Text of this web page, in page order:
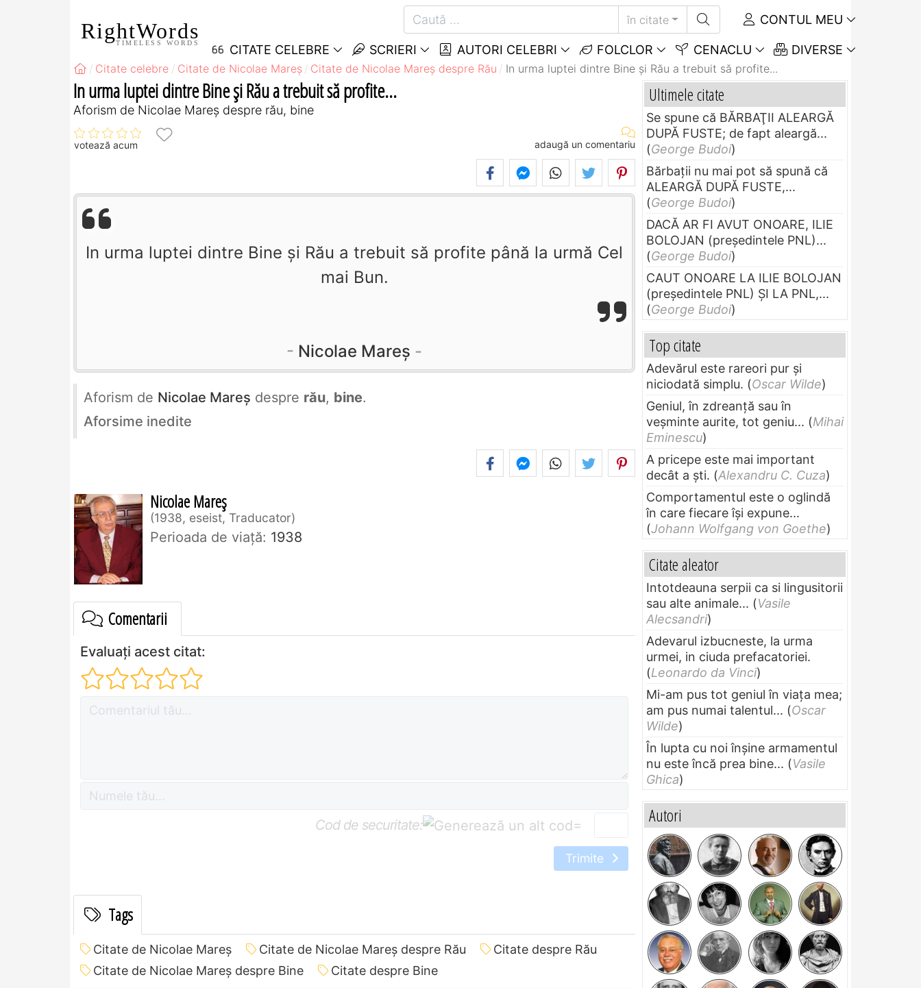
RightWords
TIMELESS WORDS
în citate CONTUL MEU
CITATE CELEBRE SCRIERI AUTORI CELEBRI FOLCLOR CENACLU DIVERSE
Citate celebre Citate de Nicolae Mareș Citate de Nicolae Mareș despre Rău In urma luptei dintre Bine şi Rău a trebuit să profite...
In urma luptei dintre Bine şi Rău a trebuit să profite...
Aforism de Nicolae Mareș despre rău, bine
votează acum adaugă un comentariu
In urma luptei dintre Bine şi Rău a trebuit să profite până la urmă Cel
mai Bun.
Nicolae Mareș
Aforism de Nicolae Mareș despre rău, bine.
Aforsime inedite
Nicolae Mareș
1938, eseist, Traducator
Perioada de viaţă: 1938
Comentarii
Evaluați acest citat:
Cod de securitate: =
Trimite
Tags
Citate de Nicolae Mareș Citate de Nicolae Mareș despre Rău
Citate despre Rău
Citate de Nicolae Mareș despre Bine
Citate despre Bine
Ultimele citate
Se spune că BĂRBAŢII ALEARGĂ
DUPĂ FUSTE; de fapt aleargă...
(George Budoi)
Bărbaţii nu mai pot să spună că
ALEARGĂ DUPĂ FUSTE,...
(George Budoi)
DACĂ AR FI AVUT ONOARE, ILIE
BOLOJAN (preşedintele PNL)...
(George Budoi)
CAUT ONOARE LA ILIE BOLOJAN
(preşedintele PNL) ŞI LA PNL,...
(George Budoi)
Top citate
Adevărul este rareori pur și
niciodată simplu. (Oscar Wilde)
Geniul, în zdreanţă sau în
veşminte aurite, tot geniu... (Mihai
Eminescu)
A pricepe este mai important
decât a ști. (Alexandru C. Cuza)
Comportamentul este o oglindă
în care fiecare își expune...
(Johann Wolfgang von Goethe)
Citate aleator
Intotdeauna serpii ca si lingusitorii
sau alte animale... (Vasile
Alecsandri)
Adevarul izbucneste, la urma
urmei, in ciuda prefacatoriei.
(Leonardo da Vinci)
Mi-am pus tot geniul în viața mea;
am pus numai talentul... (Oscar
Wilde)
În lupta cu noi înșine armamentul
nu este încă prea bine... (Vasile
Ghica)
Autori